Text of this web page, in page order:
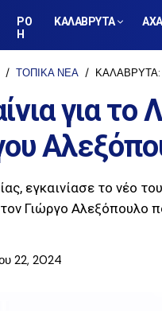
ΡΟ
Η
ΚΑΛΑΒΡΥΤΑ
ΤΟΠΙΚΑ ΝΕΑ ΚΑΛΑΒΡΥΤΑ:
για το
εγκαινίασε το νέο
Γιώργο Αλεξόπουλο
22, 2024